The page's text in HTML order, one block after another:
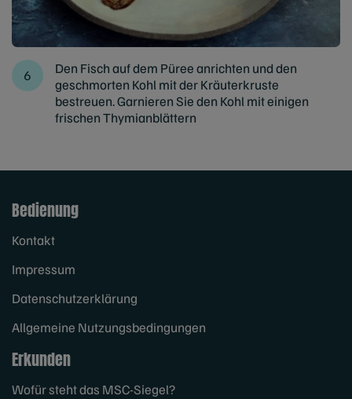
Den Fisch auf dem Püree anrichten und den
geschmorten Kohl mit der Kräuterkruste
bestreuen. Garnieren Sie den Kohl mit einigen
frischen Thymianblättern
Bedienung
Kontakt
Impressum
Datenschutzerklärung
Allgemeine Nutzungsbedingungen
Erkunden
Wofür steht das MSC-Siegel?